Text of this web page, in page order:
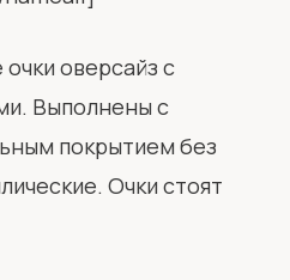
оверсайз с
Выполнены с
покрытием без
Очки стоят